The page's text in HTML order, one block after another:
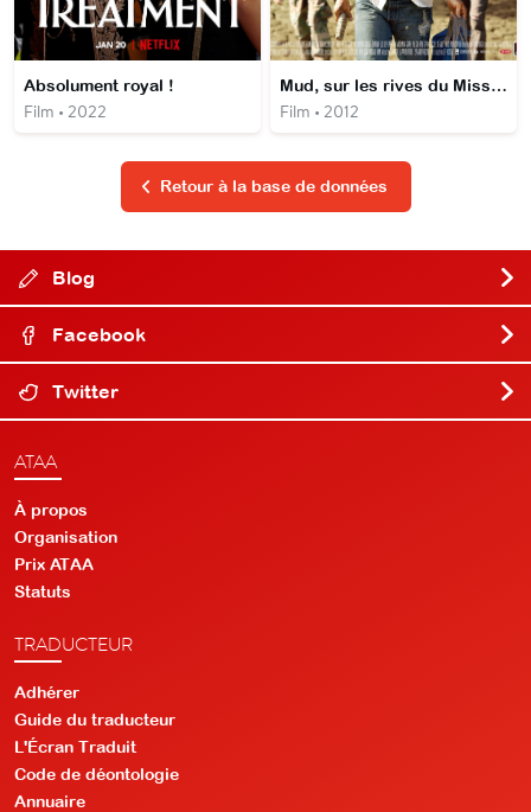
Absolument royal !
Film • 2022
Mud, sur les rives du Mississippi
Film • 2012
Retour à la base de données
Blog
Facebook
Twitter
ATAA
À propos
Organisation
Prix ATAA
Statuts
TRADUCTEUR
Adhérer
Guide du traducteur
L'Écran Traduit
Code de déontologie
Annuaire